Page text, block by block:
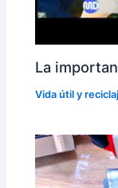
La
Vida útil y